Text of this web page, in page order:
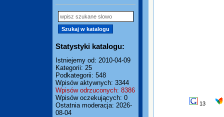
Statystyki katalogu:
Istniejemy od: 2010-04-09
Kategorii: 25
Podkategorii: 548
Wpisów aktywnych: 3344
Wpisów odrzuconych: 8386
Wpisów oczekujących: 0
Ostatnia moderacja: 2026-
08-04
13